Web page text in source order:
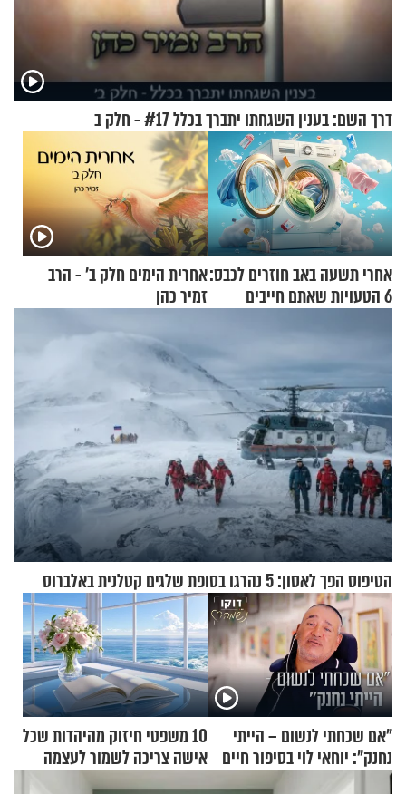
דרך השם: בענין השגחתו יתברך בכלל #17 - חלק ב
אחרי תשעה באב חוזרים לכבס:
6 הטעויות שאתם חייבים
אחרית הימים חלק ב’ - הרב
זמיר כהן
הטיפוס הפך לאסון: 5 נהרגו בסופת שלגים קטלנית באלברוס
"אם שכחתי לנשום – הייתי
נחנק": יוחאי לוי בסיפור חיים
מעורר השראה
10 משפטי חיזוק מהיהדות שכל
אישה צריכה לשמור לעצמה